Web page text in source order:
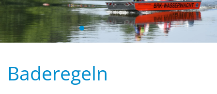
Hilfeleistung
Wachsamkeit
Rettung
Training
Gemeinschaft
Tradition
Baderegeln